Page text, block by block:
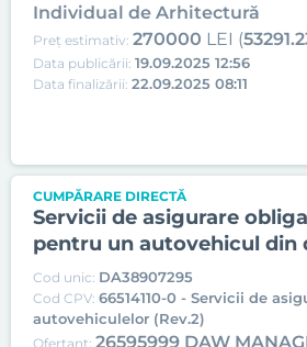
Individual de Arhitectură
Preț estimativ: 270000 LEI (
Data publicării: 19.09.2025 12:56
Data finalizării: 22.09.2025 08:11
CUMPĂRARE DIRECTĂ
Servicii de asigurare
pentru un autovehicul din
Cod unic: DA38907295
Cod CPV: 66514110-0 - Servicii de
autovehiculelor (Rev.2)
Ofertant: 26595999 DAW